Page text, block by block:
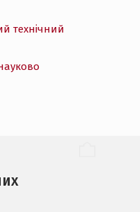
технічний